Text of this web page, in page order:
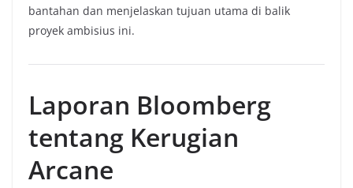
bantahan dan menjelaskan tujuan utama di balik
proyek ambisius ini.
Laporan Bloomberg
tentang Kerugian
Arcane